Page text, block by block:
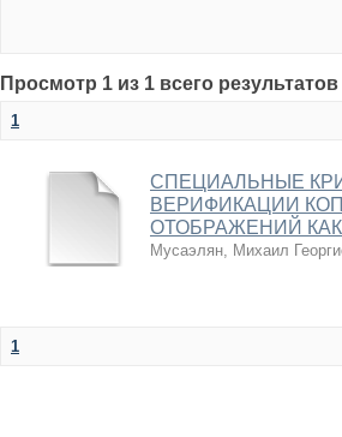
Просмотр 1 из 1 всего
1
СПЕЦИАЛЬНЫЕ
ВЕРИФИКАЦИИ
ОТОБРАЖЕНИЙ
Мусаэлян, Михаил
1